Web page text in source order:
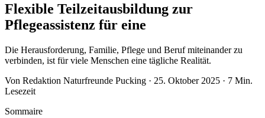
Flexible Teilzeitausbildung zur
Pflegeassistenz für eine
Die Herausforderung, Familie, Pflege und Beruf miteinander zu
verbinden, ist für viele Menschen eine tägliche Realität.
Von Redaktion Naturfreunde Pucking · 25. Oktober 2025 · 7 Min.
Lesezeit
Sommaire